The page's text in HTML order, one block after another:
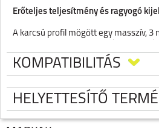
Erőteljes teljesítmény és ragyogó
A karcsú profil mögött egy masszív, 3
energiahatékonyságot biztosít a
kijelző akár 3000 nites fényerőre is
napsütésben is kristálytiszta és
szó reggeli futásról vagy délutáni
különböző színű sport- és szövet
tökéletesen illeszkedjen az aktuális
viseletedhez.
KOMPATIBILITÁS
HELYETTESÍTŐ